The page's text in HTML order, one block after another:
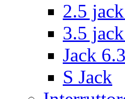
2.5
3.5
Jack
S Jack